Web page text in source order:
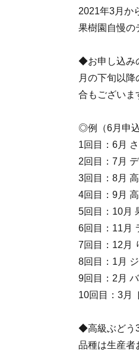
2021年3月か
果樹園自慢の
◆お申し込み
月の下旬以
合もございま
◎例（6月申込
1回目：6月
2回目：7月
3回目：8月
4回目：9月
5回目：10月
6回目：11月
7回目：12月
8回目：1月
9回目：2月
10回目：3月
◆高級ぶどう
品種は生産者